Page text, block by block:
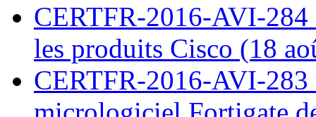
CERTFR-2016-AVI-
les produits Cisco (18
CERTFR-2016-AVI-